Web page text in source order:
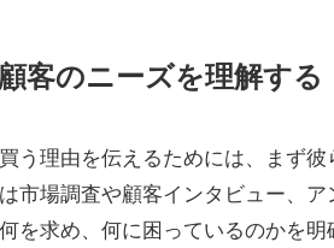
客のニーズを理解する
う理由を伝えるためには、まず
市場調査や顧客インタビュー、
を求め、何に困っているのかを